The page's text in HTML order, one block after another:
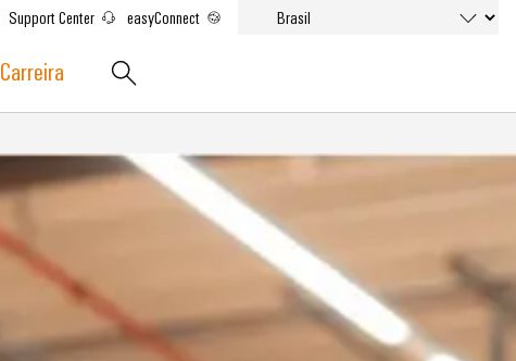
Support Center easyConnect
Carreira